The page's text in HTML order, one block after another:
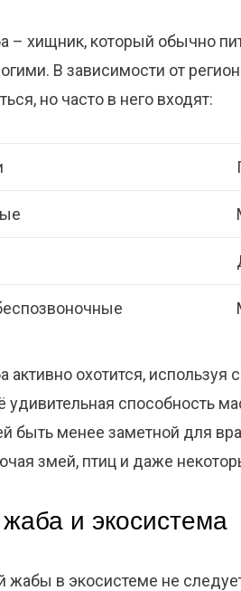
– хищник, который обычно
В зависимости от
но часто в него входят:
активно охотится,
удивительная способность
быть менее заметной для
змей, птиц и даже
и экосистема
жабы в экосистеме не